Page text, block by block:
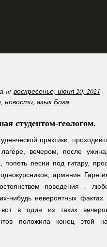
at воскресенье, июня 20, 2021
, новости, язык Бога
студентом-геологом.
практики,
вечером, после
попеть песни под гитару,
армянин
поведения –
нибудь невероятных фактах
в один из таких
положила конец этой